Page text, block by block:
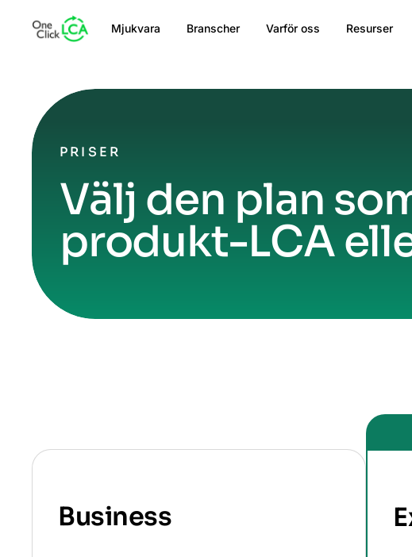
Mjukvara Branscher Varför oss Resurser
PRISER
Välj den plan
produkt-LCA
Business